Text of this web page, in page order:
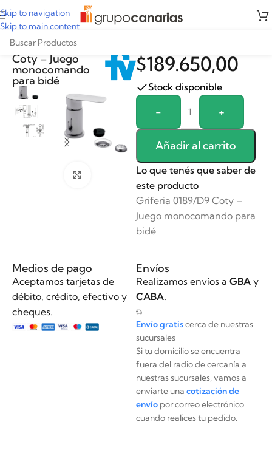
Skip to navigation
Skip to main content
Griferia 0189/D9
Coty – Juego
monocomando
para bidé
Clickee para agrandar
$189.650,00
Stock disponible
- +
Añadir al carrito
Alternative:
Lo que tenés que saber de
este producto
Griferia 0189/D9 Coty –
Juego monocomando para
bidé
Medios de pago
Aceptamos tarjetas de
débito, crédito, efectivo y
cheques.
Envíos
Realizamos envíos a GBAy
CABA.
Envío gratiscerca de nuestras
sucursales
Si tu domicilio se encuentra
fuera del radio de cercanía a
nuestras sucursales, vamos a
enviarte una cotización de
envíopor correo electrónico
cuando realices tu pedido.